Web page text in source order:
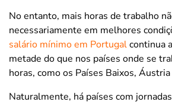
No entanto, mais horas de trabalho
necessariamente em melhores
salário mínimo em Portugalcontinua
metade do que nos países onde se
horas, como os Países Baixos,
Naturalmente, há países com